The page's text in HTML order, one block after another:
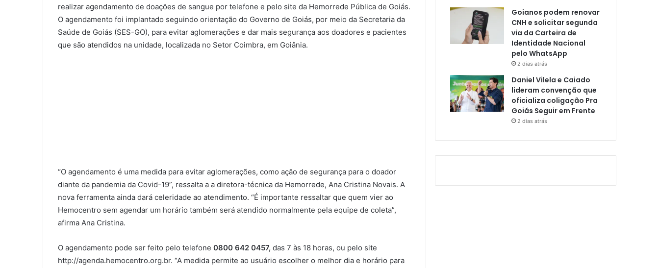
realizar agendamento de doações de sangue por telefone e pelo site da Hemorrede Pública de Goiás.
O agendamento foi implantado seguindo orientação do Governo de Goiás, por meio da Secretaria da
Saúde de Goiás (SES-GO), para evitar aglomerações e dar mais segurança aos doadores e pacientes
que são atendidos na unidade, localizada no Setor Coimbra, em Goiânia.
“O agendamento é uma medida para evitar aglomerações, como ação de segurança para o doador
diante da pandemia da Covid-19”, ressalta a a diretora-técnica da Hemorrede, Ana Cristina Novais. A
nova ferramenta ainda dará celeridade ao atendimento. “É importante ressaltar que quem vier ao
Hemocentro sem agendar um horário também será atendido normalmente pela equipe de coleta”,
afirma Ana Cristina.
O agendamento pode ser feito pelo telefone 0800 642 0457, das 7 às 18 horas, ou pelo site
http://agenda.hemocentro.org.br. “A medida permite ao usuário escolher o melhor dia e horário para
Goianos podem renovar
CNH e solicitar segunda
via da Carteira de
Identidade Nacional
pelo WhatsApp
2 dias atrás
Daniel Vilela e Caiado
lideram convenção que
oficializa coligação Pra
Goiás Seguir em Frente
2 dias atrás